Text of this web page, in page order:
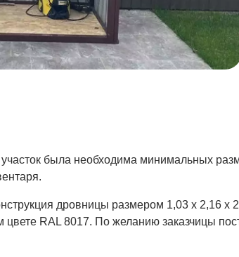
участок была необходима минимальных
дровницы размером 1,03 х 2,16 х
RAL 8017. По желанию заказчицы